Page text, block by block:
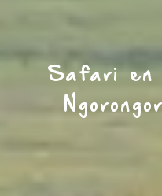
Safari en